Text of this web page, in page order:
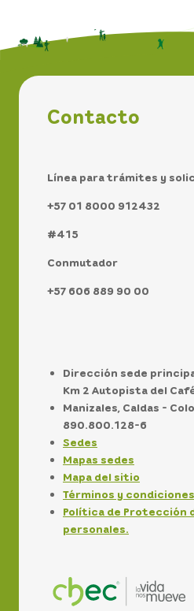
Contacto
Línea para trámites y
+57 01 8000 912432
#415
Conmutador
+57 606 889 90 00
Dirección sede
Km 2 Autopista del
Manizales, Caldas -
890.800.128-6
Sedes
Mapas sedes
Mapa del sitio
Términos y
Política de Protección
personales.